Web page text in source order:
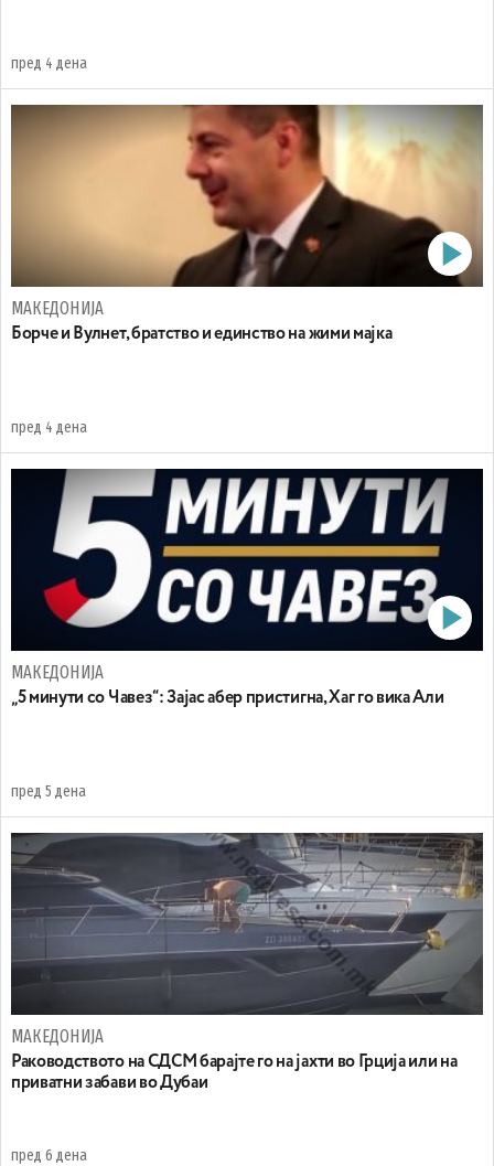
пред 4 дена
МАКЕДОНИЈА
Борче и Вулнет, братство и единство на жими мајка
пред 4 дена
МАКЕДОНИЈА
„5 минути со Чавез“: Зајас абер пристигна, Хаг го вика Али
пред 5 дена
МАКЕДОНИЈА
Раководството на СДСМ барајте го на јахти во Грција или на
приватни забави во Дубаи
пред 6 дена